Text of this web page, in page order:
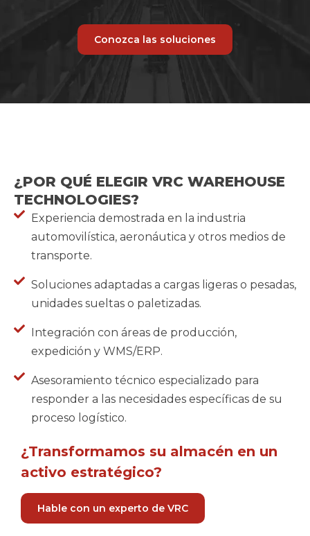
Conozca las soluciones
¿POR QUÉ ELEGIR VRC WAREHOUSE
TECHNOLOGIES?
Experiencia demostrada en la industria
automovilística, aeronáutica y otros medios de
transporte.
Soluciones adaptadas a cargas ligeras o pesadas,
unidades sueltas o paletizadas.
Integración con áreas de producción,
expedición y WMS/ERP.
Asesoramiento técnico especializado para
responder a las necesidades específicas de su
proceso logístico.
¿Transformamos su almacén en un
activo estratégico?
Hable con un experto de VRC